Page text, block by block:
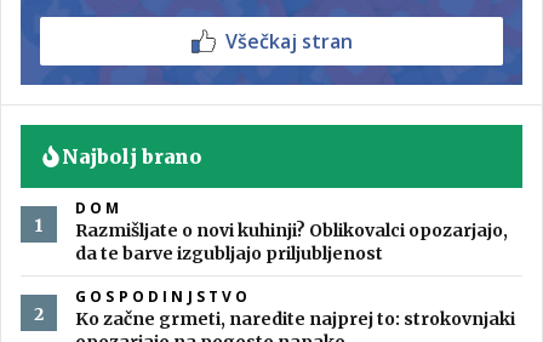
Všečkaj stran
Najbolj brano
DOM
Razmišljate o novi kuhinji? Oblikovalci opozarjajo,
da te barve izgubljajo priljubljenost
GOSPODINJSTVO
Ko začne grmeti, naredite najprej to: strokovnjaki